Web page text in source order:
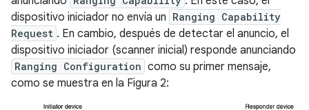
dispositivo iniciador no envía un Ranging Capability
Request . En cambio, después de detectar el anuncio, el
dispositivo iniciador (scanner inicial) responde anunciando
Ranging Configuration como su primer mensaje,
como se muestra en la Figura 2: